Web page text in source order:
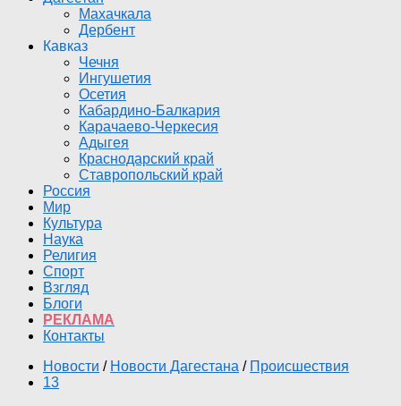
Махачкала
Дербент
Кавказ
Чечня
Ингушетия
Осетия
Кабардино-Балкария
Карачаево-Черкесия
Адыгея
Краснодарский край
Ставропольский край
Россия
Мир
Культура
Наука
Религия
Спорт
Взгляд
Блоги
РЕКЛАМА
Контакты
Новости / Новости Дагестана / Происшествия
13